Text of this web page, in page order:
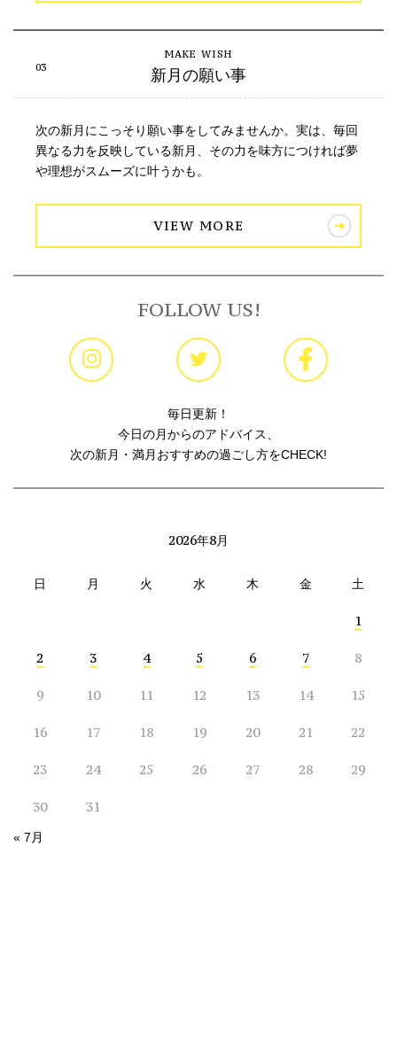
新月の願い事
次の新月にこっそり願い事をしてみませんか。実は、毎回
異なる力を反映している新月、その力を味方につければ夢
や理想がスムーズに叶うかも。
VIEW MORE
FOLLOW US!
毎日更新！
今日の月からのアドバイス、
次の新月・満月おすすめの過ごし方をCHECK!
2026年8月
日 月 火 水 木 金 土
1
2 3 4 5 6 7 8
9 10 11 12 13 14 15
16 17 18 19 20 21 22
23 24 25 26 27 28 29
30 31
« 7月